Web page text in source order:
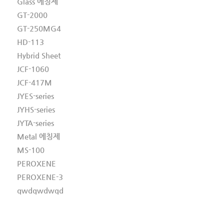
GT-2000
GT-250MG4
HD-113
Hybrid Sheet
JCF-1060
JCF-417M
JYES-series
JYHS-series
JYTA-series
Metal 에칭제
MS-100
PEROXENE
PEROXENE-3
qwdqwdwqd